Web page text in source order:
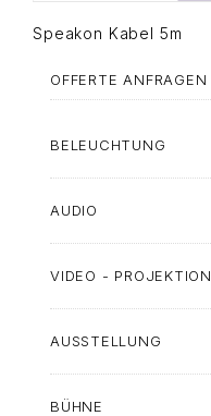
Speakon Kabel 5m
OFFERTE ANFRAGEN
BELEUCHTUNG
AUDIO
VIDEO - PROJEKTION
AUSSTELLUNG
BÜHNE